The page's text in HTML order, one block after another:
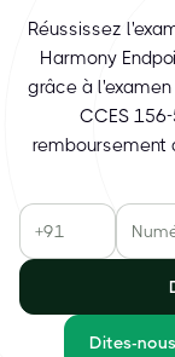
Réussissez
Harmony
grâce à
CCES
remboursement
Dites-